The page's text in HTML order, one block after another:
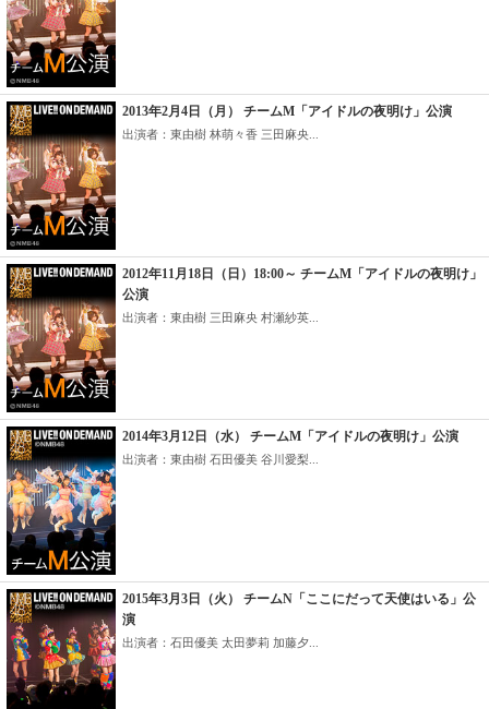
2013年2月4日（月） チームM「アイドルの夜明け」公演
出演者：東由樹 林萌々香 三田麻央...
2012年11月18日（日）18:00～ チームM「アイドルの夜明け」
公演
出演者：東由樹 三田麻央 村瀬紗英...
2014年3月12日（水） チームM「アイドルの夜明け」公演
出演者：東由樹 石田優美 谷川愛梨...
2015年3月3日（火） チームN「ここにだって天使はいる」公
演
出演者：石田優美 太田夢莉 加藤夕...